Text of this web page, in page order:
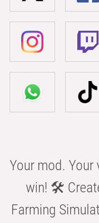
Your mod.
win! 🛠️
Farming